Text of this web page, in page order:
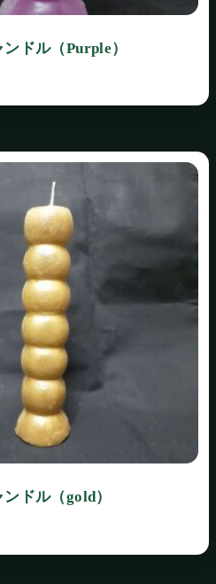
ドル（Purple）
ドル（gold）